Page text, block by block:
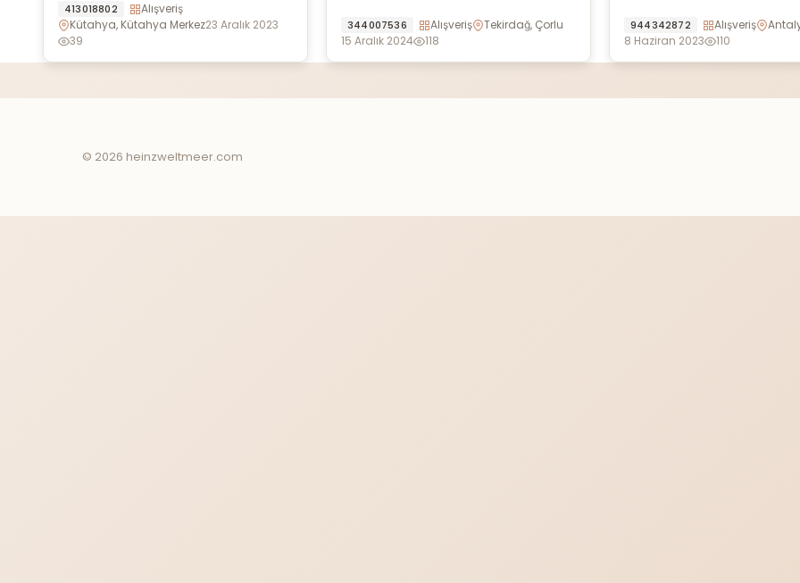
413018802
Alışveriş
Kütahya, Kütahya Merkez23 Aralık 2023
39
344007536 Alışveriş
Tekirdağ, Çorlu
15 Aralık 2024
118
944342872 Alışveriş
8 Haziran 2023
110
© 2026 heinzweltmeer.com